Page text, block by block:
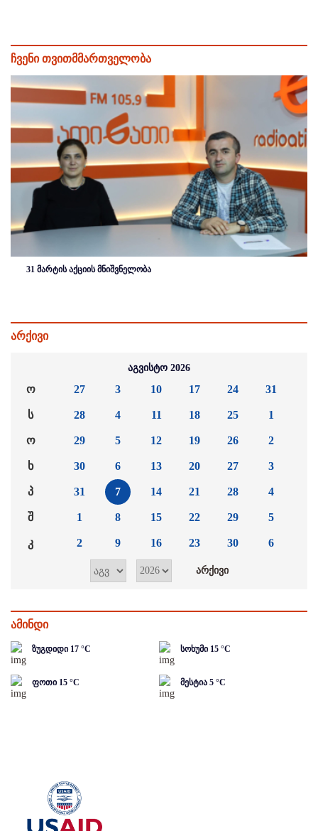
ჩვენი თვითმმართველობა
31 მარტის აქციის მნიშვნელობა
არქივი
აგვისტო 2026
ო
ს
ო
ხ
პ
შ
კ
27
28
29
30
31
1
2
3
4
5
6
7
8
9
10
11
12
13
14
15
16
17
18
19
20
21
22
23
24
25
26
27
28
29
30
31
1
2
3
4
5
6
ამინდი
ზუგდიდი 17 °C სოხუმი 15 °C
ფოთი 15 °C მესტია 5 °C